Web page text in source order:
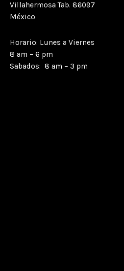
Villahermosa Tab. 86097
México
Horario: Lunes a Viernes
8 am – 6 pm
Sabados: 8 am – 3 pm